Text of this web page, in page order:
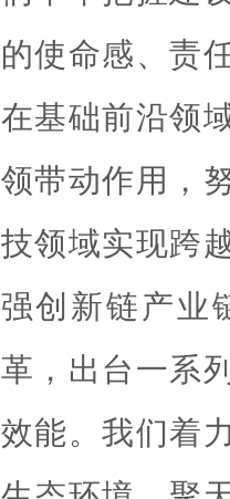
的使命感、责
在基础前沿领
领带动作用，
技领域实现跨
强创新链产业
革，出台一系
效能。我们着